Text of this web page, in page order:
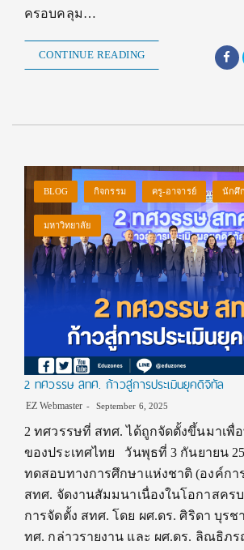
ครอบคลุม…
CONTINUE READING
BLOG กิจกรรม ครู-อาจารย์ นักศึ
มหาวิทยาลัย
2 ทศวรรษ สทศ. ก้าวสู่การประเมินยุคดิจิทัล
EZ Webmaster September 6, 2025
2 ทศวรรษที่ สทศ. ได้ถูกจัดตั้งขึ้นมาเพื่
ของประเทศไทย วันพุธที่ 3 กันยายน
ทดสอบทางการศึกษาแห่งชาติ (องค์ก
สทศ. จัดงานสัมมนาเนื่องในโอกาสคร
การจัดตั้ง สทศ. โดย ผศ.ดร. ศิริดา บุรช
ทศ. กล่าวรายงาน และ ผศ.ดร. ลิณธิภ